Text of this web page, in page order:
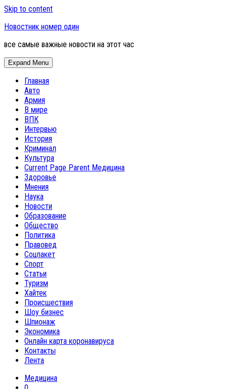
Skip to content
Новостник номер один
все самые важные новости на этот час
Expand Menu
Главная
Авто
Армия
В мире
ВПК
Интервью
История
Криминал
Культура
Current Page Parent Медицина
Здоровье
Мнения
Наука
Новости
Образование
Общество
Политика
Правовед
Соцпакет
Спорт
Статьи
Туризм
Хайтек
Происшествия
Шоу бизнес
Шпионаж
Экономика
Онлайн карта коронавируса
Контакты
Лента
Медицина